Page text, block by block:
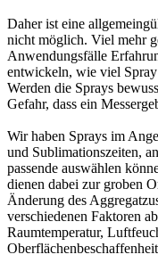
Daher ist eine
nicht möglich. Viel mehr
Anwendungsfälle
entwickeln, wie viel Spray
Werden die Sprays
Gefahr, dass ein
Wir haben Sprays im
und Sublimationszeiten,
passende auswählen
dienen dabei zur groben
Änderung des
verschiedenen Faktoren
Raumtemperatur,